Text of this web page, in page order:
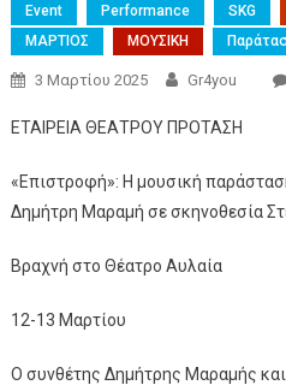
Event Performance SKG
ΜΑΡΤΙΟΣ
ΜΟΥΣΙΚΗ
3 Μαρτίου 2025 Gr4you
ΕΤΑΙΡΕΙΑ ΘΕΑΤΡΟΥ ΠΡΟΤΑΣΗ
«Επιστροφή»: Η μουσική
Δημήτρη Μαραμή σε σκηνοθεσία
Βραχνή στο Θέατρο Αυλαία
12-13 Μαρτίου
Ο συνθέτης Δημήτρης Μαραμής